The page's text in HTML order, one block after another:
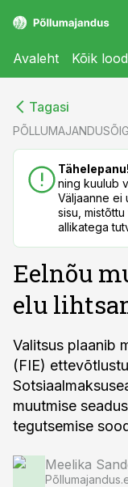
Avaleht Kõik lood
Tagasi
Tähelepanu!
ning kuulub
Väljaanne ei
sisu,
allikatega
Eelnõu
elu
Valitsus plaanib
(FIE)
muutmise
Meelika